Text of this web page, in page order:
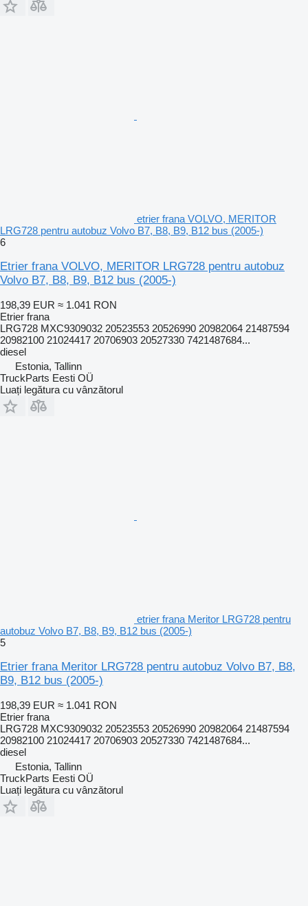
etrier frana VOLVO, MERITOR
LRG728 pentru autobuz Volvo B7, B8, B9, B12 bus (2005-)
6
Etrier frana VOLVO, MERITOR LRG728 pentru autobuz
Volvo B7, B8, B9, B12 bus (2005-)
198,39 EUR ≈ 1.041 RON
Etrier frana
LRG728 MXC9309032 20523553 20526990 20982064 21487594
20982100 21024417 20706903 20527330 7421487684...
diesel
Estonia, Tallinn
TruckParts Eesti OÜ
Luați legătura cu vânzătorul
etrier frana Meritor LRG728 pentru
autobuz Volvo B7, B8, B9, B12 bus (2005-)
5
Etrier frana Meritor LRG728 pentru autobuz Volvo B7, B8,
B9, B12 bus (2005-)
198,39 EUR ≈ 1.041 RON
Etrier frana
LRG728 MXC9309032 20523553 20526990 20982064 21487594
20982100 21024417 20706903 20527330 7421487684...
diesel
Estonia, Tallinn
TruckParts Eesti OÜ
Luați legătura cu vânzătorul